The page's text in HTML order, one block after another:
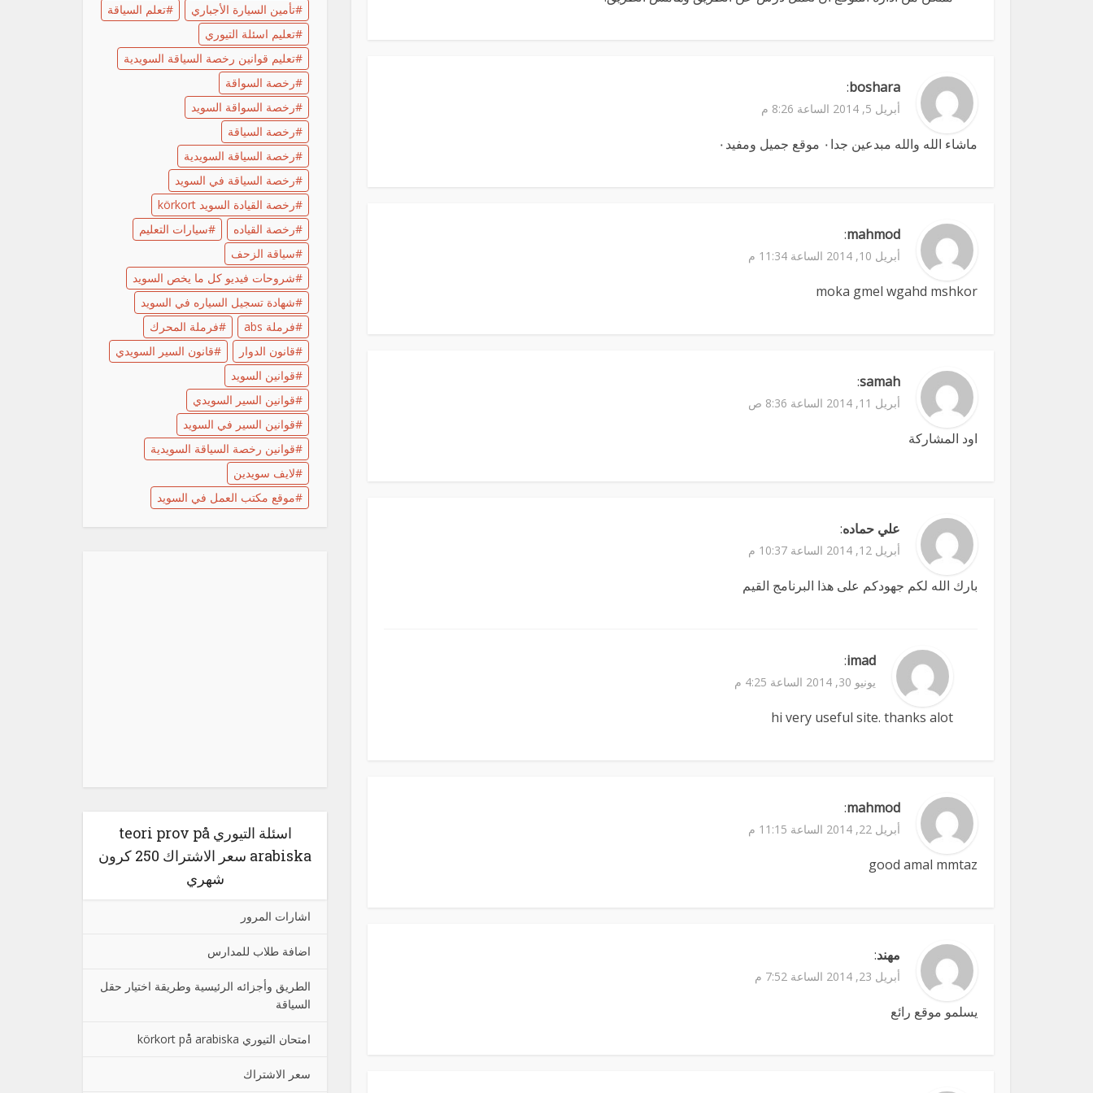
تأمين السيارة الأجباري
تعلم السياقة
تعليم اسئلة التيوري
تعليم قوانين رخصة السياقة السويدية
رخصة السواقة
رخصة السواقة السويد
رخصة السياقة
رخصة السياقة السويدية
رخصة السياقة في السويد
رخصة القيادة السويد körkort
رخصة القياده
سيارات التعليم
سياقة الزحف
شروحات فيديو كل ما يخص السويد
شهادة تسجيل السياره في السويد
فرملة abs
فرملة المحرك
قانون الدوار
قانون السير السويدي
قوانين السويد
قوانين السير السويدي
قوانين السير في السويد
قوانين رخصة السياقة السويدية
لايف سويدين
موقع مكتب العمل في السويد
اسئلة التيوري teori prov på
arabiska سعر الاشتراك 250 كرون
شهري
اشارات المرور
اضافة طلاب للمدارس
الطريق وأجزائه الرئيسية وطريقة اختيار حقل
السياقة
امتحان التيوري körkort på arabiska
سعر الاشتراك
boshara
:
أبريل 5, 2014 الساعة 8:26 م
ماشاء الله والله مبدعين جدا٠ موقع جميل ومفيد٠
mahmod
:
أبريل 10, 2014 الساعة 11:34 م
moka gmel wgahd mshkor
samah
:
أبريل 11, 2014 الساعة 8:36 ص
اود المشاركة
علي حماده:
أبريل 12, 2014 الساعة 10:37 م
بارك الله لكم جهودكم على هذا البرنامج القيم
imad
:
يونيو 30, 2014 الساعة 4:25 م
hi very useful site. thanks alot
mahmod
:
أبريل 22, 2014 الساعة 11:15 م
good amal mmtaz
مهند:
أبريل 23, 2014 الساعة 7:52 م
يسلمو موقع رائع